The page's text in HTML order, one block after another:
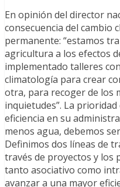
En opinión del director
consecuencia del cambio
permanente: “estamos
agricultura a los efectos
implementado talleres
climatología para crear
otra, para recoger de los
inquietudes”. La
eficiencia en su
menos agua, debemos
Definimos dos líneas de
través de proyectos y los
tanto asociativo como
avanzar a una mayor